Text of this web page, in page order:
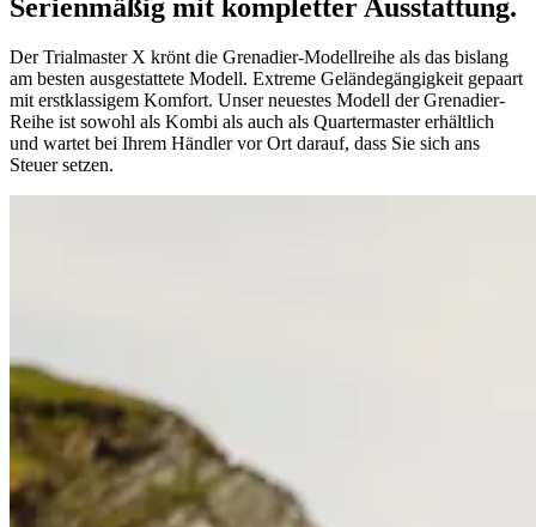
Serienmäßig mit kompletter Ausstattung.
Der Trialmaster X krönt die Grenadier-Modellreihe als das bislang
am besten ausgestattete Modell. Extreme Geländegängigkeit gepaart
mit erstklassigem Komfort. Unser neuestes Modell der Grenadier-
Reihe ist sowohl als Kombi als auch als Quartermaster erhältlich
und wartet bei Ihrem Händler vor Ort darauf, dass Sie sich ans
Steuer setzen.